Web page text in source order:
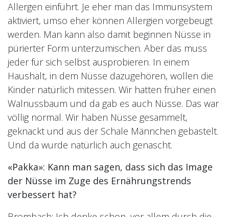
Allergen einführt. Je eher man das Immunsystem
aktiviert, umso eher können Allergien vorgebeugt
werden. Man kann also damit beginnen Nüsse in
pürierter Form unterzumischen. Aber das muss
jeder für sich selbst ausprobieren. In einem
Haushalt, in dem Nüsse dazugehören, wollen die
Kinder natürlich mitessen. Wir hatten früher einen
Walnussbaum und da gab es auch Nüsse. Das war
völlig normal. Wir haben Nüsse gesammelt,
geknackt und aus der Schale Männchen gebastelt.
Und da wurde natürlich auch genascht.
«Pakka»: Kann man sagen, dass sich das Image
der Nüsse im Zuge des Ernährungstrends
verbessert hat?